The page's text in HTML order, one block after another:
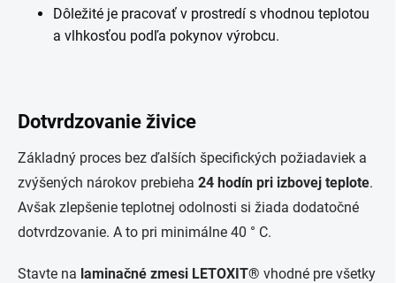
Dôležité je pracovať v prostredí s vhodnou teplotou
a vlhkosťou podľa pokynov výrobcu.
Dotvrdzovanie živice
Základný proces bez ďalších špecifických požiadaviek a
zvýšených nárokov prebieha 24 hodín pri izbovej teplote.
Avšak zlepšenie teplotnej odolnosti si žiada dodatočné
dotvrdzovanie. A to pri minimálne 40 ° C.
Stavte na laminačné zmesi LETOXIT® vhodné pre všetky